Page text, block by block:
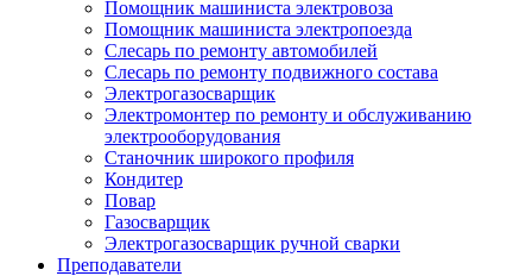
Помощник машиниста электровоза
Помощник машиниста электропоезда
Слесарь по ремонту автомобилей
Слесарь по ремонту подвижного состава
Электрогазосварщик
Электромонтер по ремонту и обслуживанию
электрооборудования
Станочник широкого профиля
Кондитер
Повар
Газосварщик
Электрогазосварщик ручной сварки
Преподаватели